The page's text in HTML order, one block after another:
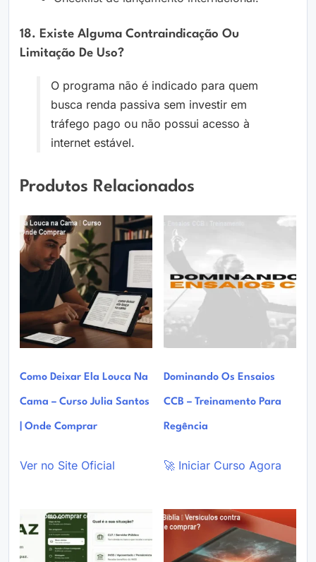
18. Existe Alguma Contraindicação Ou
Limitação De Uso?
O programa não é indicado para quem
busca renda passiva sem investir em
tráfego pago ou não possui acesso à
internet estável.
Produtos Relacionados
Como Deixar Ela Louca Na
Cama – Curso Julia Santos
| Onde Comprar
Ver no Site Oficial
Dominando Os Ensaios
CCB – Treinamento Para
Regência
🚀 Iniciar Curso Agora